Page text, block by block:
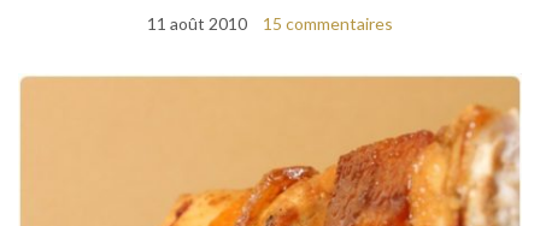
11 août 2010 15 commentaires